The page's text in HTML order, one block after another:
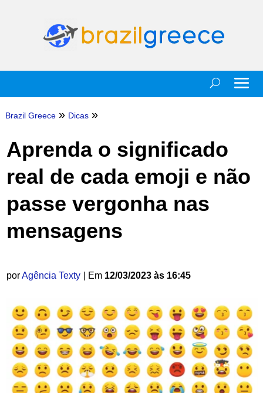
Brazil Greece » Dicas »
Aprenda o significado
real de cada emoji e não
passe vergonha nas
mensagens
porAgência Texty | Em 12/03/2023 às 16:45